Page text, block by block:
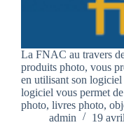
La FNAC au travers
produits photo, vous
en utilisant son
logiciel vous permet
photo, livres photo,
admin
19